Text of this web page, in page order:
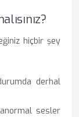
hiçbir şey
derhal
sesler